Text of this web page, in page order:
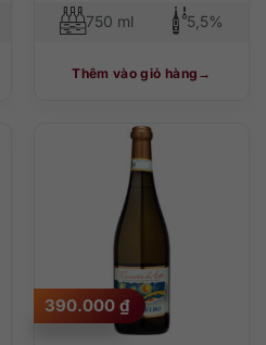
750 ml 5,5%
Thêm vào giỏ hàng
390.000 ₫